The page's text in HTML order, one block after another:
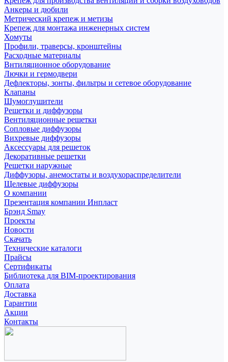
Анкеры и дюбили
Метрический крепеж и метизы
Крепеж для монтажа инженерных систем
Хомуты
Профили, траверсы, кронштейны
Расходные материалы
Внтиляционное оборудование
Лючки и гермодвери
Дефлекторы, зонты, фильтры и сетевое оборудование
Клапаны
Шумоглушители
Решетки и диффузоры
Вентиляционные решетки
Сопловые диффузоры
Вихревые диффузоры
Аксессуары для решеток
Декоративные решетки
Решетки наружные
Диффузоры, анемостаты и воздухораспределители
Щелевые диффузоры
О компании
Презентация компании Инпласт
Брэнд Smay
Проекты
Новости
Скачать
Технические каталоги
Прайсы
Сертификаты
Библиотека для BIM-проектирования
Оплата
Доставка
Гарантии
Акции
Контакты